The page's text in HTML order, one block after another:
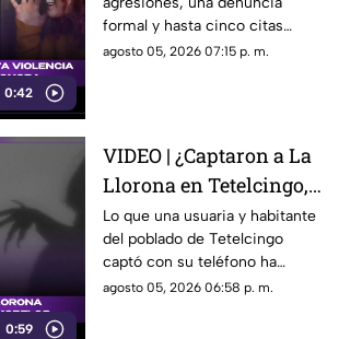
0:42
Sonora que está
generando
conversación en redes
formal y hasta cinco citas
psicológicas canceladas; aun
agosto 05, 2026 07:15 p. m.
0:59
VIDEO | ¿Captaron a La
Llorona en Tetelcingo,
Morelos? Misteriosa
figura y lamentos en
Tetelcingo, Morelos,
estremecen las redes
Lo que una usuaria y habitante
del poblado de Tetelcingo
captó con su teléfono ha
dejado a muchos morelenses
agosto 05, 2026 06:58 p. m.